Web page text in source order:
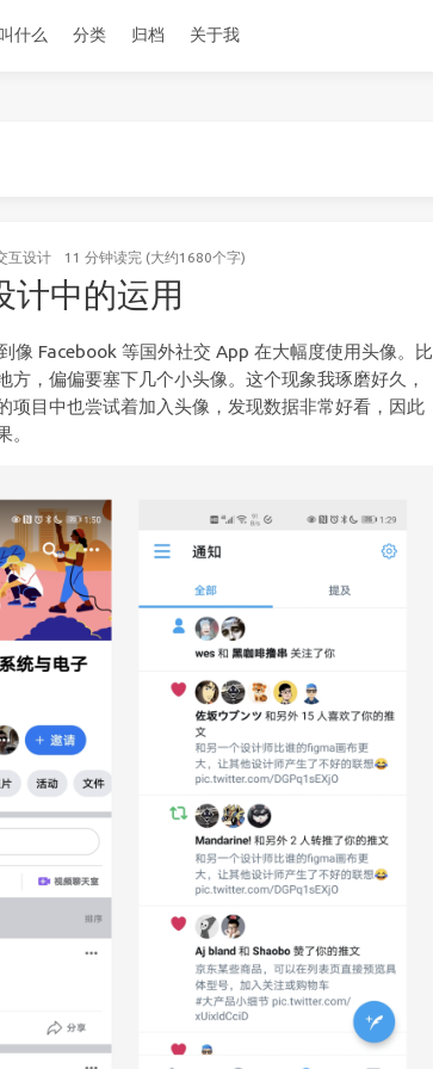
什么 分类 归档 关于我
互设计 11 分钟读完 (大约1680个字)
计中的运用
像 Facebook 等国外社交 App 在大幅度使用头像。比
方，偏偏要塞下几个小头像。这个现象我琢磨好久，
项目中也尝试着加入头像，发现数据非常好看，因此
。